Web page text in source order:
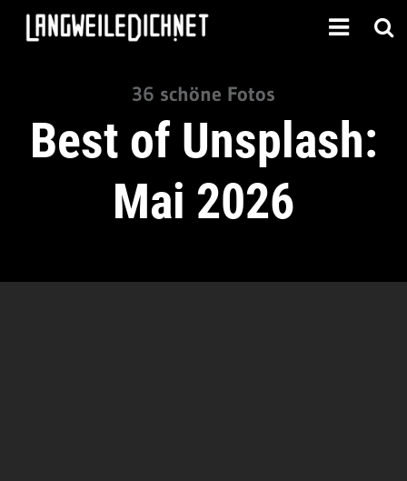
36 schöne Fotos
Best of Unsplash:
Mai 2026